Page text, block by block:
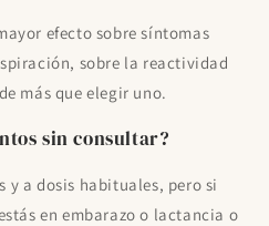
efecto sobre síntomas
sobre la reactividad
más que elegir uno.
sin consultar?
y a dosis habituales, pero si
en embarazo o lactancia o